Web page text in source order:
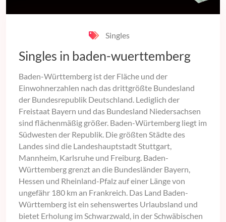
Singles
Singles in baden-wuerttemberg
Baden-Württemberg ist der Fläche und der
Einwohnerzahlen nach das drittgrößte Bundesland
der Bundesrepublik Deutschland. Lediglich der
Freistaat Bayern und das Bundesland Niedersachsen
sind flächenmäßig größer. Baden-Würtemberg liegt im
Südwesten der Republik. Die größten Städte des
Landes sind die Landeshauptstadt Stuttgart,
Mannheim, Karlsruhe und Freiburg. Baden-
Württemberg grenzt an die Bundesländer Bayern,
Hessen und Rheinland-Pfalz auf einer Länge von
ungefähr 180 km an Frankreich. Das Land Baden-
Württemberg ist ein sehenswertes Urlaubsland und
bietet Erholung im Schwarzwald, in der Schwäbischen